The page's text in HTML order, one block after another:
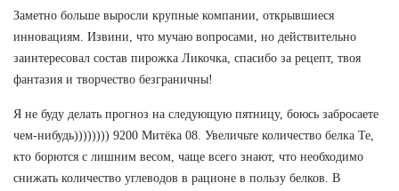
Заметно больше выросли крупные компании, открывшиеся
инновациям. Извини, что мучаю вопросами, но действительно
заинтересовал состав пирожка Ликочка, спасибо за рецепт, твоя
фантазия и творчество безграничны!
Я не буду делать прогноз на следующую пятницу, боюсь забросаете
чем-нибудь)))))))) 9200 Митёка 08. Увеличьте количество белка Те,
кто борются с лишним весом, чаще всего знают, что необходимо
снижать количество углеводов в рационе в пользу белков. В